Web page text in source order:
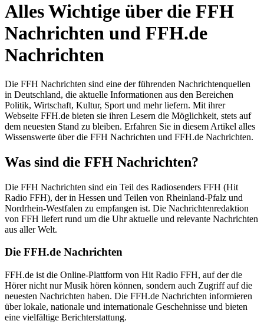
Alles Wichtige über die FFH
Nachrichten und FFH.de
Nachrichten
Die FFH Nachrichten sind eine der führenden Nachrichtenquellen
in Deutschland, die aktuelle Informationen aus den Bereichen
Politik, Wirtschaft, Kultur, Sport und mehr liefern. Mit ihrer
Webseite FFH.de bieten sie ihren Lesern die Möglichkeit, stets auf
dem neuesten Stand zu bleiben. Erfahren Sie in diesem Artikel alles
Wissenswerte über die FFH Nachrichten und FFH.de Nachrichten.
Was sind die FFH Nachrichten?
Die FFH Nachrichten sind ein Teil des Radiosenders FFH (Hit
Radio FFH), der in Hessen und Teilen von Rheinland-Pfalz und
Nordrhein-Westfalen zu empfangen ist. Die Nachrichtenredaktion
von FFH liefert rund um die Uhr aktuelle und relevante Nachrichten
aus aller Welt.
Die FFH.de Nachrichten
FFH.de ist die Online-Plattform von Hit Radio FFH, auf der die
Hörer nicht nur Musik hören können, sondern auch Zugriff auf die
neuesten Nachrichten haben. Die FFH.de Nachrichten informieren
über lokale, nationale und internationale Geschehnisse und bieten
eine vielfältige Berichterstattung.